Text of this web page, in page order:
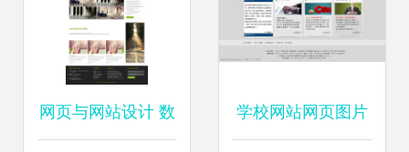
网页与网站设计 数 学校网站网页图片